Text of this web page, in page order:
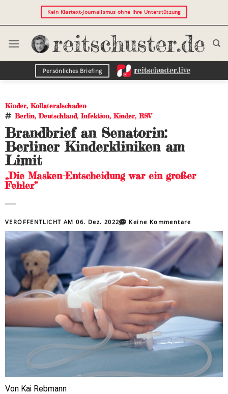
Kein Klartext-Journalismus ohne Ihre Unterstützung
Persönliches Briefing
Kinder, Kollateralschaden
Berlin,Deutschland,Infektion, Kinder, RSV
Brandbrief an Senatorin:
Berliner Kinderkliniken am
Limit
„Die Masken-Entscheidung war ein großer
Fehler“
VERÖFFENTLICHT AM06. Dez. 2022 Keine Kommentare
Von Kai Rebmann